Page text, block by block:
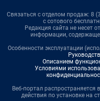
Связаться с отделом продаж: 8
с сотового
Редакция сайта не несет
информации,
Особенности эксплуатации
Описанием
Условиями
Веб-портал распространяется
действия по установке на